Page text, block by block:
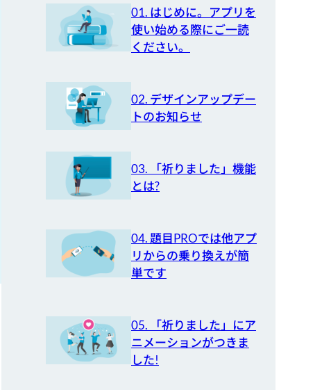
01. はじめに。アプリを
使い始める際にご一読
ください。
02. デザインアップデー
トのお知らせ
03. 「祈りました」機能
とは?
04. 題目PROでは他アプ
リからの乗り換えが簡
単です
05. 「祈りました」にア
ニメーションがつきま
した!